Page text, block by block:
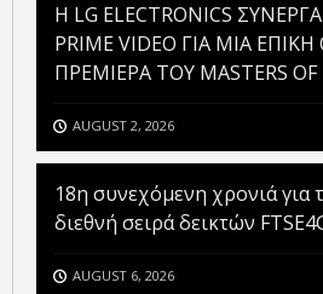
H LG ELECTRONICS
PRIME VIDEO ΓΙΑ ΜΙΑ ΕΠΙΚΗ
ΠΡΕΜΙΕΡΑ ΤΟΥ MASTERS OF
AUGUST 2, 2026
18η συνεχόμενη χρονιά για
διεθνή σειρά δεικτών
AUGUST 6, 2026